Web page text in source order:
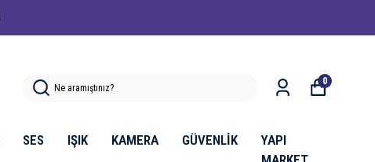
SES IŞIK KAMERA GÜVENLİK
YAPI
0